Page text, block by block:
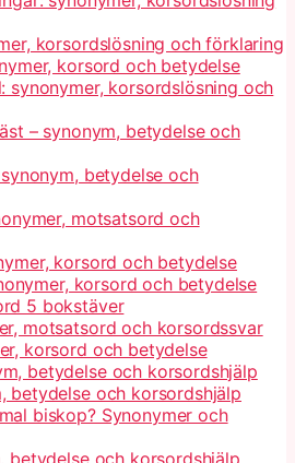
korsordslösning och förklaring
korsord och betydelse
synonymer, korsordslösning och
– synonym, betydelse och
betydelse och
motsatsord och
korsord och betydelse
korsord och betydelse
5 bokstäver
motsatsord och korsordssvar
korsord och betydelse
betydelse och korsordshjälp
betydelse och korsordshjälp
biskop? Synonymer och